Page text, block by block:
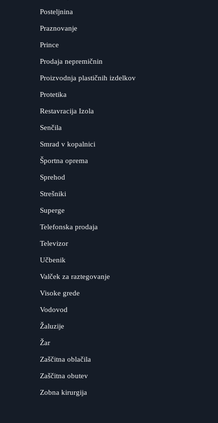
Posteljnina
Praznovanje
Prince
Prodaja nepremičnin
Proizvodnja plastičnih izdelkov
Protetika
Restavracija Izola
Senčila
Smrad v kopalnici
Športna oprema
Sprehod
Strešniki
Superge
Telefonska prodaja
Televizor
Učbenik
Valček za raztegovanje
Visoke grede
Vodovod
Žaluzije
Žar
Zaščitna oblačila
Zaščitna obutev
Zobna kirurgija